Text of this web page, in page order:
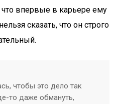
впервые в карьере ему
сказать, что он строго
чтобы это дело так
то даже обмануть,